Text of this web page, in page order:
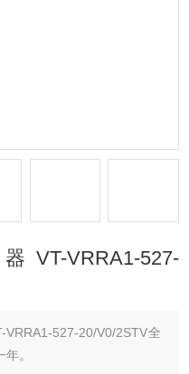
VRRA1-527-
527-20/V0/2STV全
。